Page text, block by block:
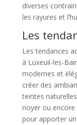
diverses
les rayures et
Les
Les tendances
à Luxeuil-les-
modernes et
créer des
teintes
noyer ou
pour apporter